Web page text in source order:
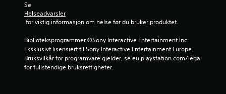
n
e
Se
Helseadvarsler
for viktig informasjon om helse før du bruker produktet.
Biblioteksprogrammer ©Sony Interactive Entertainment Inc.
Eksklusivt lisensiert til Sony Interactive Entertainment Europe.
Bruksvilkår for programvare gjelder, se eu.playstation.com/legal
for fullstendige bruksrettigheter.